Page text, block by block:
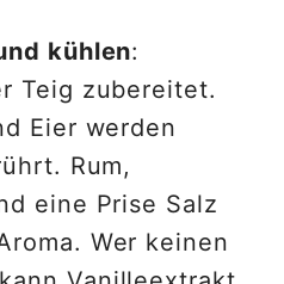
kühlen:
Teig zubereitet.
Eier werden
Rum,
eine Prise Salz
Wer keinen